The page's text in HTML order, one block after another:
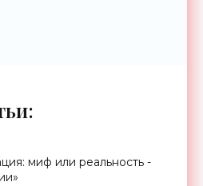
миф или реальность -